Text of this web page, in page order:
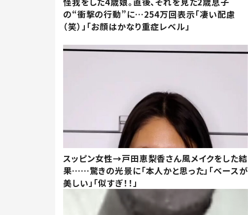
の“衝撃の行動”に…254万回表示「凄い配慮
（笑）」「お顔はかなり重症レベル」
スッピン女性→戸田恵梨香さん風メイクをした結
果……驚きの光景に「本人かと思った」「ベースが
美しい」「似すぎ！！」